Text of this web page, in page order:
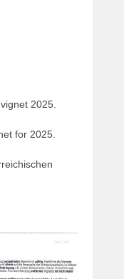
2025.
for 2025.